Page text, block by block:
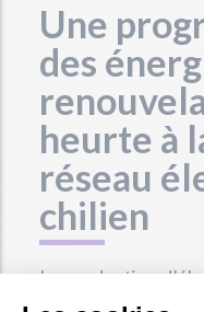
Une
des
heurte à
réseau
chilien
La production